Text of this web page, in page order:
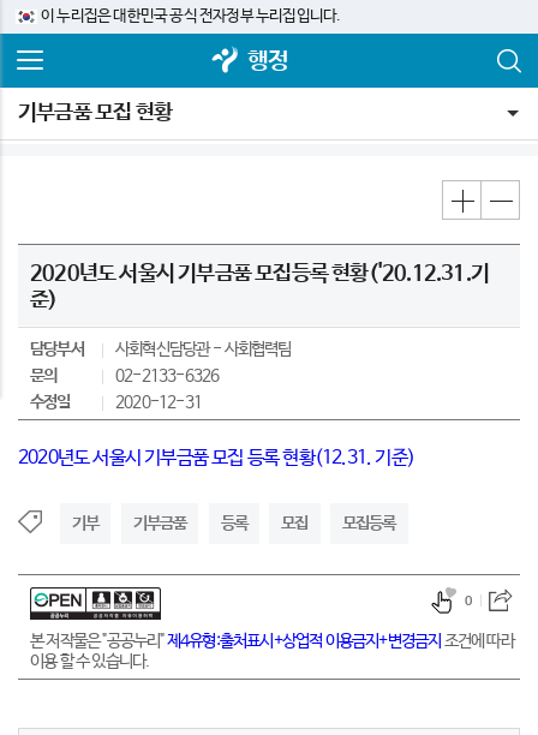
이 누리집은 대한민국 공식 전자정부 누리집입니다.
행정
기부금품 모집 현황
2020년도 서울시 기부금품 모집등록 현황('20.12.31.기
준)
담당부서 사회혁신담당관
사회협력팀
문의
02-2133-6326
수정일
2020-12-31
2020년도 서울시 기부금품 모집 등록 현황(12.31. 기준)
기부 기부금품 등록 모집 모집등록
본 저작물은 "공공누리"제4유형:출처표시+상업적 이용금지+변경금지 조건에 따라
이용 할 수 있습니다.
0